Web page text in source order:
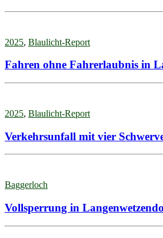
2025, Blaulicht-Report
Fahren ohne Fahrerlaubnis in
2025, Blaulicht-Report
Verkehrsunfall mit vier
Baggerloch
Vollsperrung in